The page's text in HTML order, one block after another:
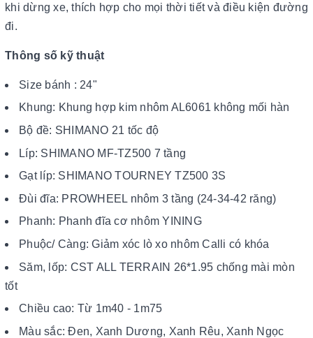
khi dừng xe, thích hợp cho mọi thời tiết và điều kiện đường
đi.
Thông số kỹ thuật
Size bánh : 24"
Khung: Khung hợp kim nhôm AL6061 không mối hàn
Bộ đề: SHIMANO 21 tốc độ
Líp: SHIMANO MF-TZ500 7 tầng
Gạt líp: SHIMANO TOURNEY TZ500 3S
Đùi đĩa: PROWHEEL nhôm 3 tầng (24-34-42 răng)
Phanh: Phanh đĩa cơ nhôm YINING
Phuộc/ Càng: Giảm xóc lò xo nhôm Calli có khóa
Săm, lốp: CST ALL TERRAIN 26*1.95 chống mài mòn
tốt
Chiều cao: Từ 1m40 - 1m75
Màu sắc: Đen, Xanh Dương, Xanh Rêu, Xanh Ngọc